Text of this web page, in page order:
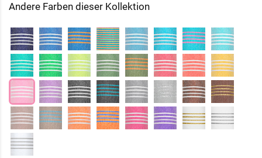
Andere Farben dieser Kollektion